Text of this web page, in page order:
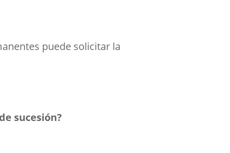
puede solicitar la
sucesión?